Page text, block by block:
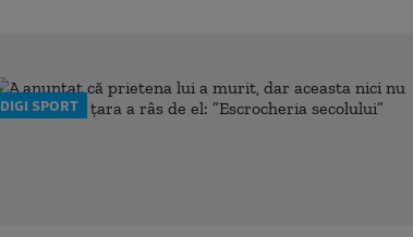
DIGI SPORT